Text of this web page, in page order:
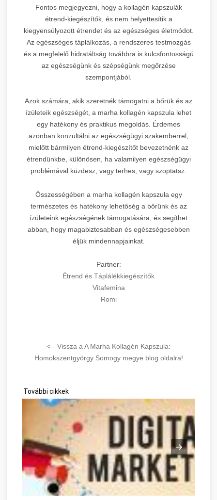
Fontos megjegyezni, hogy a kollagén kapszulák
étrend-kiegészítők, és nem helyettesítik a
kiegyensúlyozott étrendet és az egészséges életmódot.
Az egészséges táplálkozás, a rendszeres testmozgás
és a megfelelő hidratáltság továbbra is kulcsfontosságú
az egészségünk és szépségünk megőrzése
szempontjából.
Azok számára, akik szeretnék támogatni a bőrük és az
ízületeik egészségét, a marha kollagén kapszula lehet
egy hatékony és praktikus megoldás. Érdemes
azonban konzultálni az egészségügyi szakemberrel,
mielőtt bármilyen étrend-kiegészítőt bevezetnénk az
étrendünkbe, különösen, ha valamilyen egészségügyi
problémával küzdesz, vagy terhes, vagy szoptatsz.
Összességében a marha kollagén kapszula egy
természetes és hatékony lehetőség a bőrünk és az
ízületeink egészségének támogatására, és segíthet
abban, hogy magabiztosabban és egészségesebben
éljük mindennapjainkat.
Partner:
Étrend és Táplálékkiegészítők
Vitafemina
Romi
<-- Vissza a A Marha Kollagén Kapszula:
Homokszentgyörgy Somogy megye blog oldalra!
További cikkek